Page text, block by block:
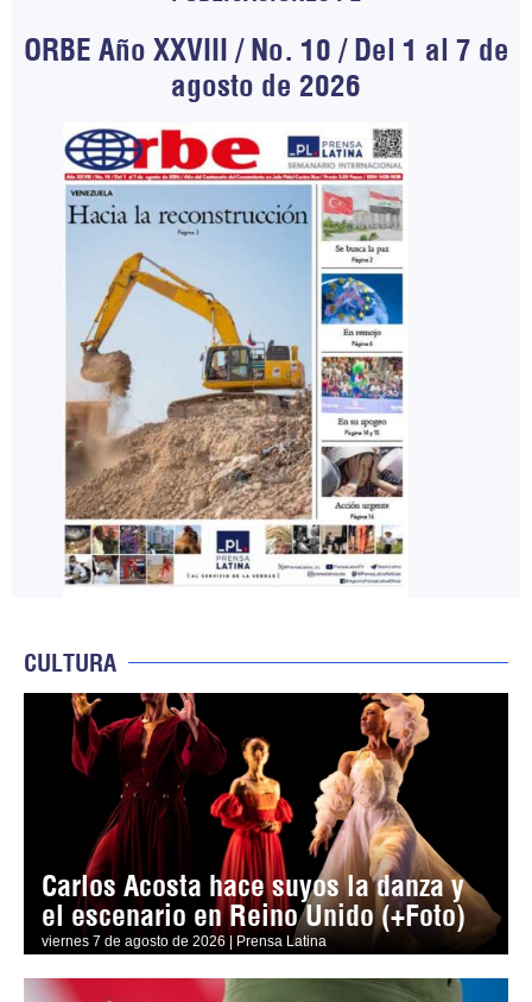
ORBE Año XXVIII / No. 10 / Del 1 al 7 de
agosto de 2026
CULTURA
Carlos Acosta hace suyos la danza y
el escenario en Reino Unido (+Foto)
viernes 7 de agosto de 2026 | Prensa Latina